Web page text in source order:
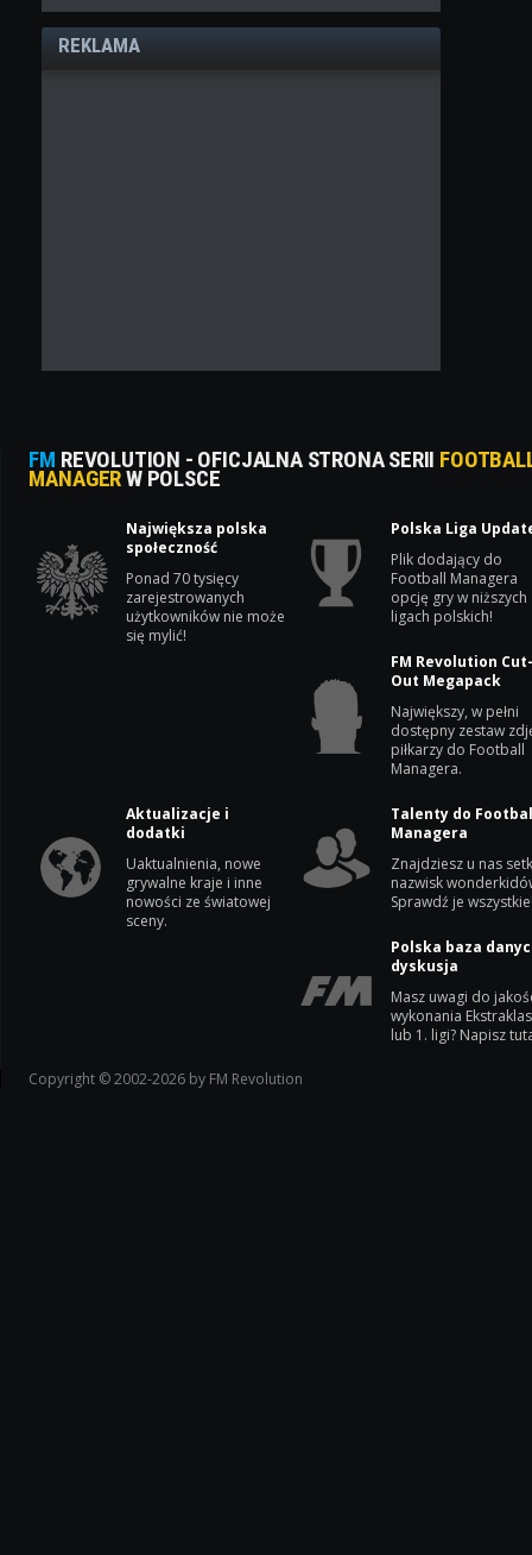
REKLAMA
FM REVOLUTION - OFICJALNA STRONA SERII
MANAGERW POLSCE
Największa polska
społeczność
Ponad 70 tysięcy
zarejestrowanych
użytkowników nie może
się mylić!
Polska Liga
Plik dodający do
Football Managera
opcję gry w niższych
ligach polskich!
FM Revolution
Out Megapack
Największy, w pełni
dostępny zestaw
piłkarzy do Football
Managera.
Aktualizacje i
dodatki
Uaktualnienia, nowe
grywalne kraje i inne
nowości ze światowej
sceny.
Talenty do
Managera
Znajdziesz u nas
nazwisk
Sprawdź je
Polska baza
dyskusja
Masz uwagi do
wykonania
lub 1. ligi? Napisz
Copyright © 2002-2026 by FM Revolution